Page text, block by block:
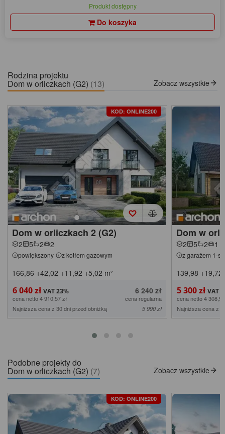
Produkt dostępny
Do koszyka
Rodzina projektu
Dom w orliczkach (G2) (13) Zobacz wszystkie
KOD: ONLINE200
Dom w orliczkach 2 (G2)
2 5 2 2
powiększony z kotłem gazowym
166,86 +42,02 +11,92 +5,02 m²
6 040 zł 6 240 zł
cena netto 4 910,57 zł
cena regularna
Najniższa cena z 30 dni przed obniżką
5 990 zł
Dom w
2 5 2 1
z garażem 1-
139,98 +19,72
5 300 zł
cena netto 4
Najniższa cena z
Podobne projekty do
Dom w orliczkach (G2) (7) Zobacz wszystkie
KOD: ONLINE200